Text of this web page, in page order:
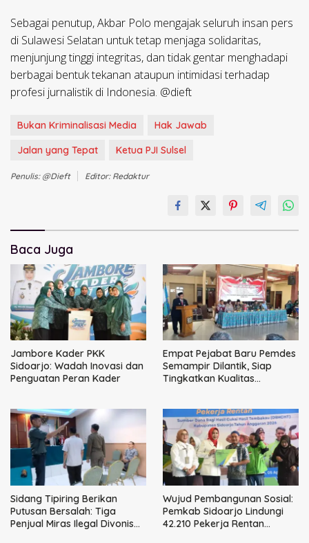
Sebagai penutup, Akbar Polo mengajak seluruh insan pers
di Sulawesi Selatan untuk tetap menjaga solidaritas,
menjunjung tinggi integritas, dan tidak gentar menghadapi
berbagai bentuk tekanan ataupun intimidasi terhadap
profesi jurnalistik di Indonesia. @dieft
Bukan Kriminalisasi Media
Hak Jawab
Jalan yang Tepat
Ketua PJI Sulsel
Penulis: @dieft Editor: Redaktur
Baca Juga
Jambore Kader PKK
Sidoarjo: Wadah Inovasi dan
Penguatan Peran Kader
Empat Pejabat Baru Pemdes
Semampir Dilantik, Siap
Tingkatkan Kualitas
Sidang Tipiring Berikan
Putusan Bersalah: Tiga
Penjual Miras Ilegal Divonis
Wujud Pembangunan Sosial:
Pemkab Sidoarjo Lindungi
42.210 Pekerja Rentan